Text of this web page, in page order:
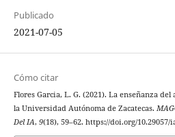
Publicado
2021-07-05
Cómo citar
Flores Garcia, L. G. (2021). La enseñanza
la Universidad Autónoma de Zacatecas.
Del IA, 9(18), 59–62. https://doi.org/10.29057/